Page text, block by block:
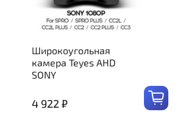
Широкоугольная
камера Teyes AHD
SONY
4 922 ₽